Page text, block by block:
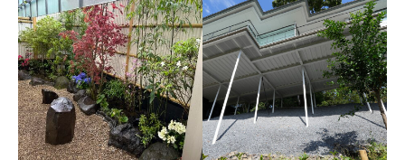
SECOND TOMIOKA
BLDG.
2025年10月 熱海市
熱海の駅ビル「ラスカ熱
海」屋上庭園
2026年2月 熱海市